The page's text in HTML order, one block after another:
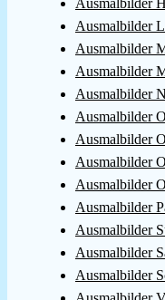
Ausmalbilder
Ausmalbilder
Ausmalbilder
Ausmalbilder
Ausmalbilder
Ausmalbilder
Ausmalbilder
Ausmalbilder
Ausmalbilder
Ausmalbilder
Ausmalbilder
Ausmalbilder
Ausmalbilder